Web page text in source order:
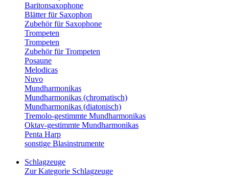
Baritonsaxophone
Blätter für Saxophon
Zubehör für Saxophone
Trompeten
Trompeten
Zubehör für Trompeten
Posaune
Melodicas
Nuvo
Mundharmonikas
Mundharmonikas (chromatisch)
Mundharmonikas (diatonisch)
Tremolo-gestimmte Mundharmonikas
Oktav-gestimmte Mundharmonikas
Penta Harp
sonstige Blasinstrumente
Schlagzeuge
Zur Kategorie Schlagzeuge